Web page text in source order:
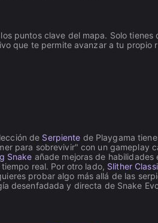
puntos clave del mapa. Solo tienes
que te permite avanzar a tu propio
de Serpiente de Playgama
para sobrevivir" con un gameplay
Snake añade mejoras de habilidades
real. Por otro lado, Slither
probar algo más allá de las
desenfadada y directa de Snake